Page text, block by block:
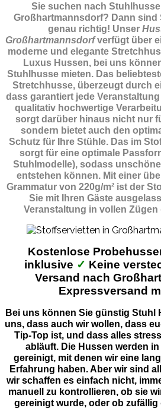
Sie suchen nach
Großhartmannsdorf? Dann sind
genau richtig! Unser
Großhartmannsdorfverfügt über
moderne und elegante
Luxus Hussen, bei uns
Stuhlhusse mieten. Das
Stretchhusse, überzeugt durch
dass garantiert jede
qualitativ hochwertige
sorgt darüber hinaus nicht nur
sondern bietet auch den
Schutz für Ihre Stühle. Das im
sorgt für eine optimale
Stuhlmodelle), sodass
entstehen können. Mit einer
Grammatur von 220g/m² ist der
Sie mit Ihren Gäste
Veranstaltung in vollen
Kostenlose
inklusive ✓ Keine
Versand nach
Expressversand
Bei uns können Sie günstig Stuhl
uns, dass auch wir wollen, dass
Tip-Top ist, und dass alles
abläuft. Die Hussen werden
gereinigt, mit denen wir eine
Erfahrung haben. Aber wir sind
wir schaffen es einfach nicht,
manuell zu kontrollieren, ob sie
gereinigt wurde, oder ob zufällig